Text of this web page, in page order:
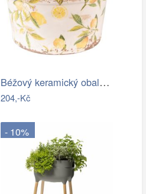
Béžový keramický obal na květináč s…
204,-Kč
- 10%